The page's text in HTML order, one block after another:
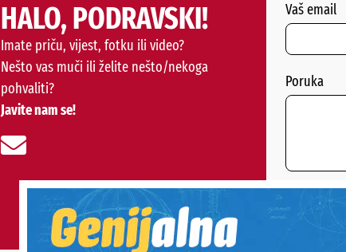
HALO, PODRAVSKI!
Imate priču, vijest, fotku ili video?
Nešto vas muči ili želite nešto/nekoga
pohvaliti?
Javite nam se!
Vaš email
Poruka